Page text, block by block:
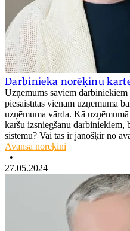
Darbinieka norēķinu
Uzņēmums saviem
piesaistītas vienam uzņēmuma
uzņēmuma vārda. Kā
karšu izsniegšanu darbiniekiem,
sistēmu? Vai tas ir jānošķir no
Avansa norēķini
•
27.05.2024